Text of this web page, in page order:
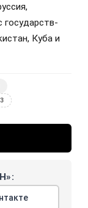
государств-
Куба и